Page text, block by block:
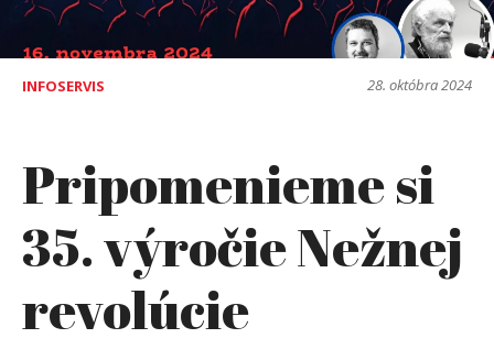
INFOSERVIS 28. októbra 2024
Pripomenieme si
35. výročie Nežnej
revolúcie